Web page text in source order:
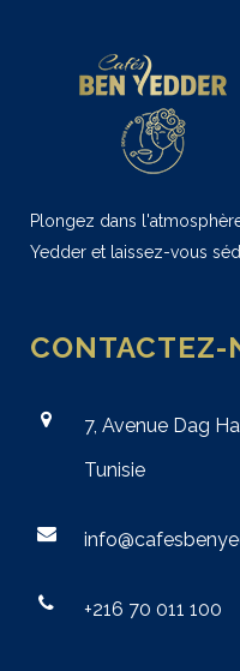
Plongez dans
Yedder et laissez-vous
CONTACTEZ-
7, Avenue Dag
Tunisie
+216 70 011 100